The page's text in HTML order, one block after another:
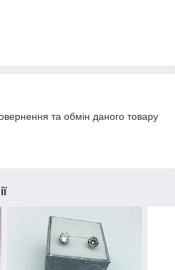
та обмін даного товару